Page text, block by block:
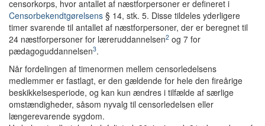
censorkorps, hvor antallet af næstforpersoner er defineret i
Censorbekendtgørelsens § 14, stk. 5. Disse tildeles yderligere
timer svarende til antallet af næstforpersoner, der er beregnet til
24 næstforpersoner for læreruddannelsen2 og 7 for
pædagoguddannelsen3.
Når fordelingen af timenormen mellem censorledelsens
medlemmer er fastlagt, er den gældende for hele den fireårige
beskikkelsesperiode, og kan kun ændres i tilfælde af særlige
omstændigheder, såsom nyvalg til censorledelsen eller
længerevarende sygdom.